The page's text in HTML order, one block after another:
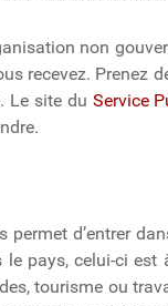
non
recevez. Prenez
Le site du Service
d’entrer
pays, celui-ci est
tourisme ou